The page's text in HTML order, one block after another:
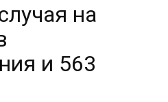
на
и 563